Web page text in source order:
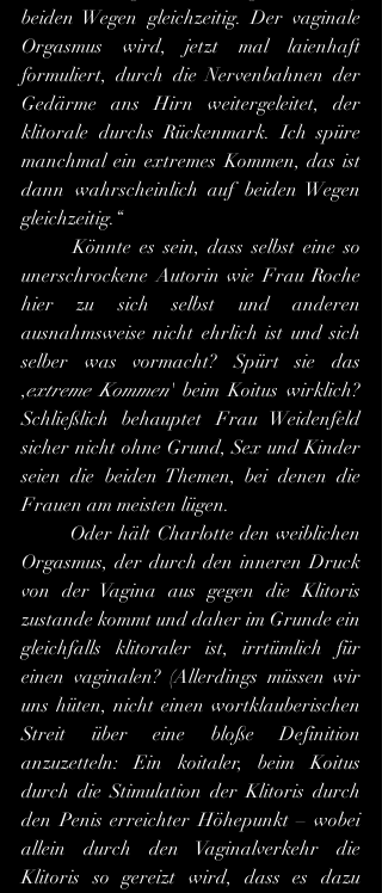
beiden Wegen gleichzeitig. Der vaginale
Orgasmus wird, jetzt mal laienhaft
formuliert, durch die Nervenbahnen der
Gedärme ans Hirn weitergeleitet, der
klitorale durchs Rückenmark. Ich spüre
manchmal ein extremes Kommen, das ist
dann wahrscheinlich auf beiden Wegen
gleichzeitig.“
	Könnte es sein, dass selbst eine so
unerschrockene Autorin wie Frau Roche
hier zu sich selbst und anderen
ausnahmsweise nicht ehrlich ist und sich
selber was vormacht? Spürt sie das
,extreme Kommen' beim Koitus wirklich?
Schließlich behauptet Frau Weidenfeld
sicher nicht ohne Grund, Sex und Kinder
seien die beiden Themen, bei denen die
Frauen am meisten lügen.
Orgasmus, der durch den inneren Druck
von der Vagina aus gegen die Klitoris
zustande kommt und daher im Grunde ein
gleichfalls klitoraler ist, irrtümlich für
einen vaginalen? (Allerdings müssen wir
uns hüten, nicht einen wortklauberischen
Streit über eine bloße Definition
anzuzetteln: Ein koitaler, beim Koitus
durch die Stimulation der Klitoris durch
den Penis erreichter Höhepunkt – wobei
allein durch den Vaginalverkehr die
Klitoris so gereizt wird, dass es dazu